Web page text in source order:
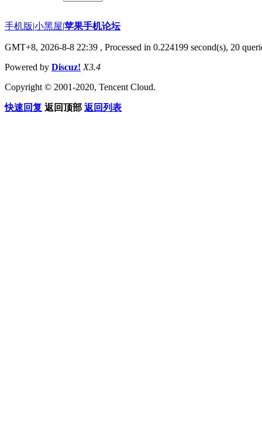
手机版|小黑屋|苹果手机论坛
GMT+8, 2026-8-8 22:39 , Processed in 0.224199 second(s), 20
Powered by Discuz! X3.4
Copyright © 2001-2020, Tencent Cloud.
快速回复 返回顶部 返回列表